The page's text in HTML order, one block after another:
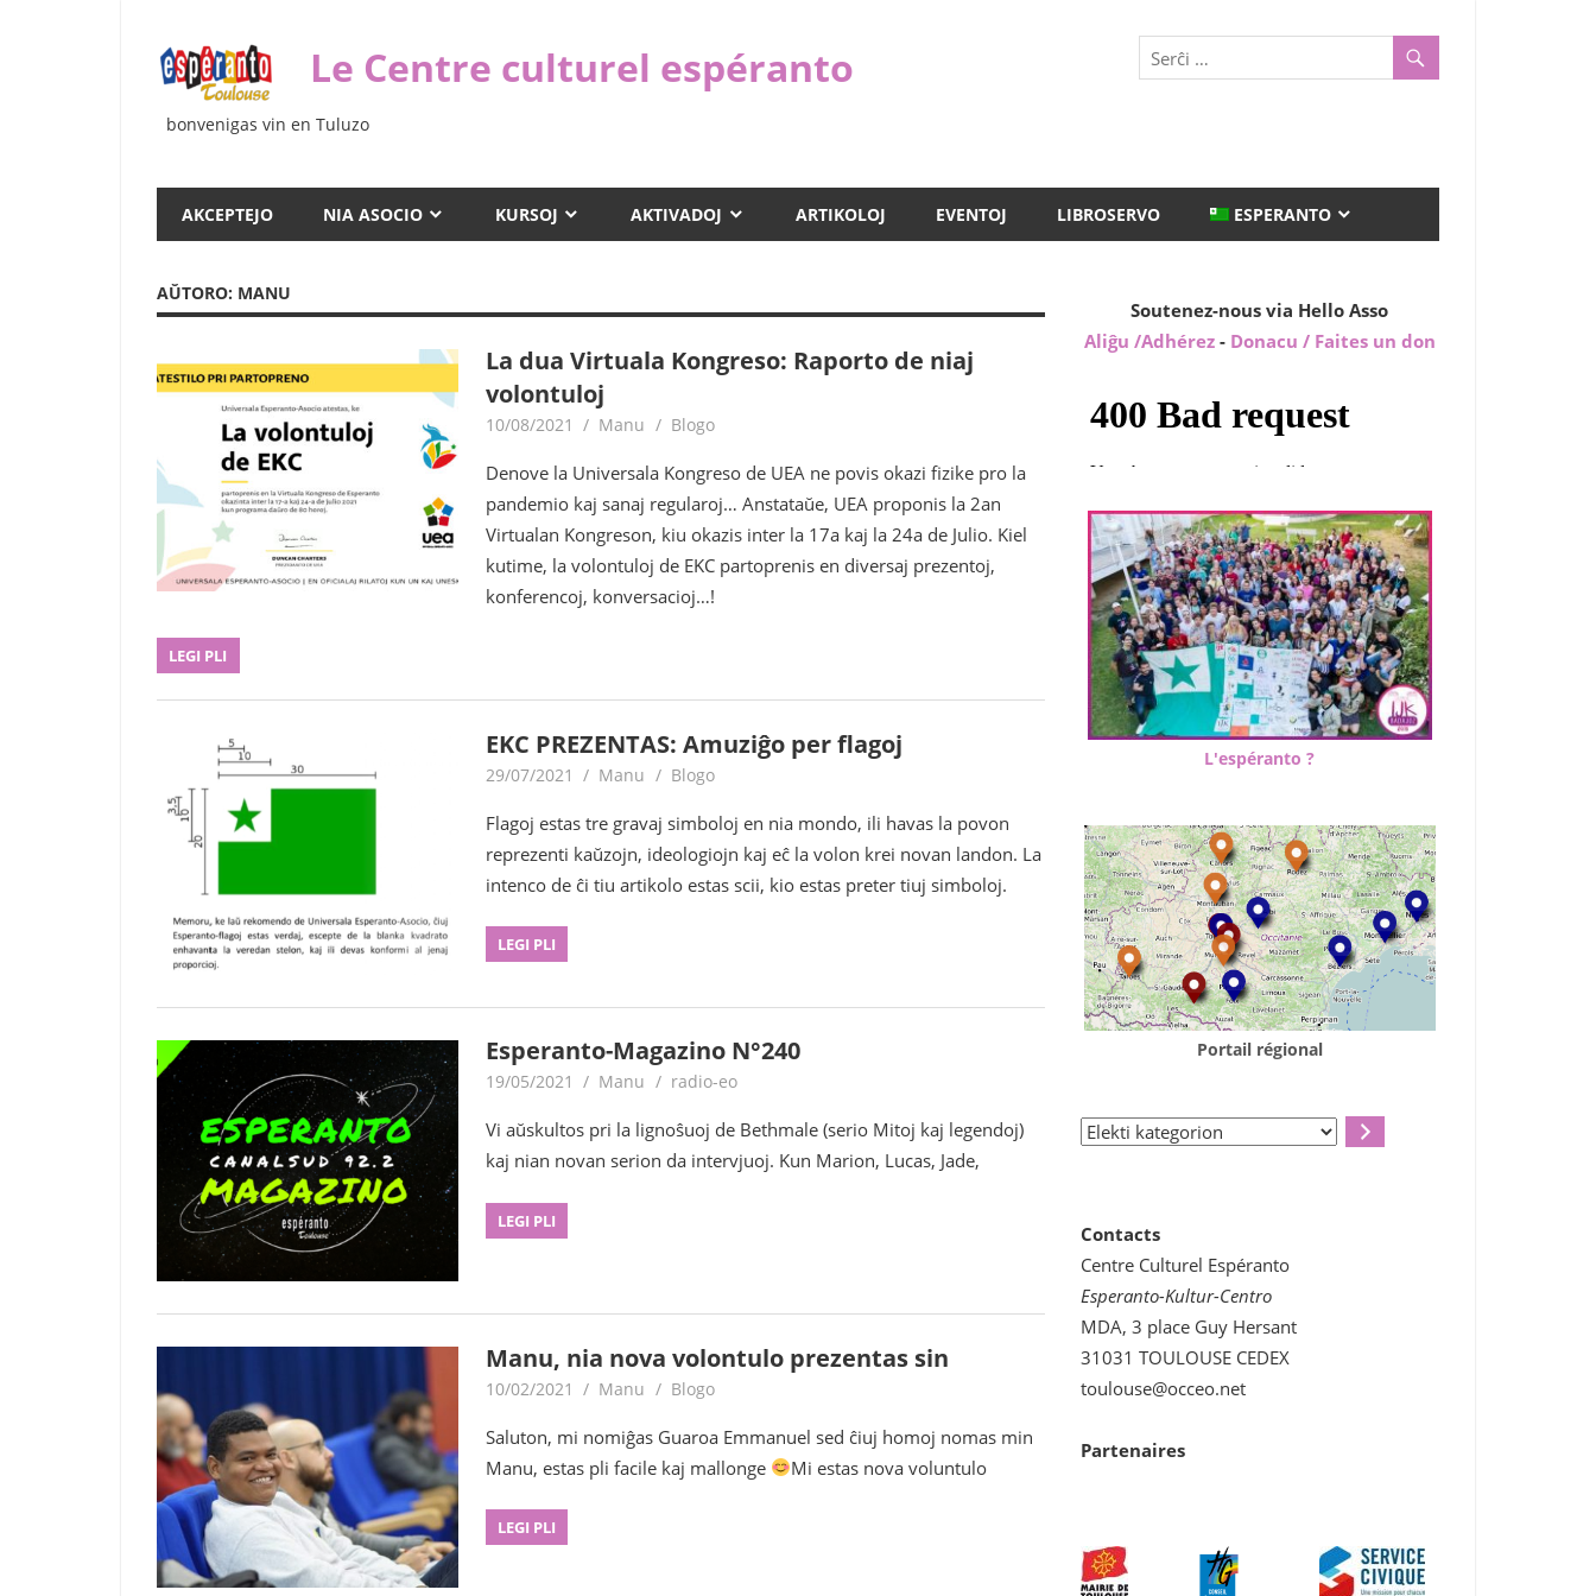
enhavo
Le Centre culturel espéranto
bonvenigas vin en Tuluzo
AKCEPTEJO NIA ASOCIO KURSOJ AKTIVADOJ ARTIKOLOJ EVENTOJ LIBROSERVO ESPERANTO
AŬTORO: MANU
La dua Virtuala Kongreso: Raporto de niaj
volontuloj
10/08/2021 Manu Blogo
Denove la Universala Kongreso de UEA ne povis okazi fizike pro la
pandemio kaj sanaj regularoj… Anstataŭe, UEA proponis la 2an
Virtualan Kongreson, kiu okazis inter la 17a kaj la 24a de Julio. Kiel
kutime, la volontuloj de EKC partoprenis en diversaj prezentoj,
konferencoj, konversacioj…!
LEGI PLI
EKC PREZENTAS: Amuziĝo per flagoj
29/07/2021 Manu Blogo
Flagoj estas tre gravaj simboloj en nia mondo, ili havas la povon
reprezenti kaŭzojn, ideologiojn kaj eĉ la volon krei novan landon. La
intenco de ĉi tiu artikolo estas scii, kio estas preter tiuj simboloj.
LEGI PLI
Esperanto-Magazino N°240
19/05/2021 Manu radio-eo
Vi aŭskultos pri la lignoŝuoj de Bethmale (serio Mitoj kaj legendoj)
kaj nian novan serion da intervjuoj. Kun Marion, Lucas, Jade,
LEGI PLI
Manu, nia nova volontulo prezentas sin
10/02/2021 Manu Blogo
Saluton, mi nomiĝas Guaroa Emmanuel sed ĉiuj homoj nomas min
Manu, estas pli facile kaj mallonge
Mi estas nova voluntulo
LEGI PLI
Soutenez-nous via Hello Asso
Aliĝu /Adhérez - Donacu / Faites un don
L'espéranto ?
Portail régional
Elekti
Contacts
Centre Culturel Espéranto
Esperanto-Kultur-Centro
MDA, 3 place Guy Hersant
31031 TOULOUSE CEDEX
toulouse@occeo.net
Partenaires